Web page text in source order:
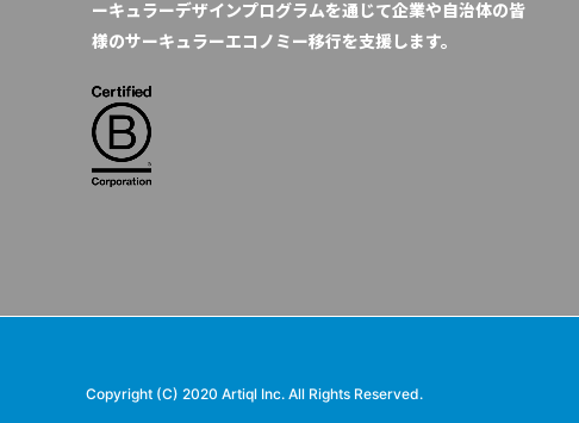
ーキュラーデザインプログラムを通じて企業や自治体の皆
様のサーキュラーエコノミー移行を支援します。
Copyright (C) 2020 Artiql Inc. All Rights Reserved.